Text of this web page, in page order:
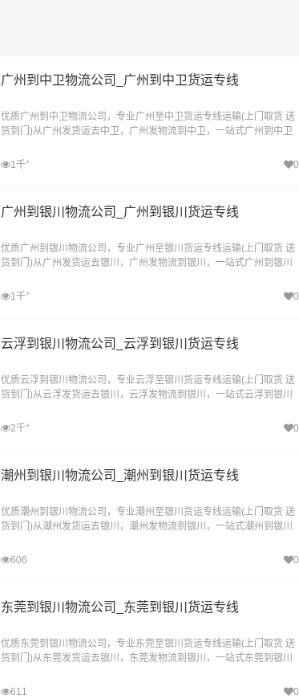
广州到中卫物流公司_广州到中卫货运专线
优质广州到中卫物流公司，专业广州至中卫货运专线运输(上门取货 送
货到门)从广州发货运去中卫，广州发物流到中卫，一站式广州到中卫
1千+ 0
广州到银川物流公司_广州到银川货运专线
优质广州到银川物流公司，专业广州至银川货运专线运输(上门取货 送
货到门)从广州发货运去银川，广州发物流到银川，一站式广州到银川
1千+ 0
云浮到银川物流公司_云浮到银川货运专线
优质云浮到银川物流公司，专业云浮至银川货运专线运输(上门取货 送
货到门)从云浮发货运去银川，云浮发物流到银川，一站式云浮到银川
2千+ 0
潮州到银川物流公司_潮州到银川货运专线
优质潮州到银川物流公司，专业潮州至银川货运专线运输(上门取货 送
货到门)从潮州发货运去银川，潮州发物流到银川，一站式潮州到银川
606
0
东莞到银川物流公司_东莞到银川货运专线
优质东莞到银川物流公司，专业东莞至银川货运专线运输(上门取货 送
货到门)从东莞发货运去银川，东莞发物流到银川，一站式东莞到银川
611
0